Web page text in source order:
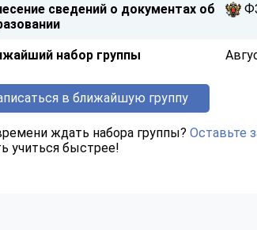
сведений о документах об
набор группы
в ближайшую группу
ждать набора группы? Оставьте
учиться быстрее!